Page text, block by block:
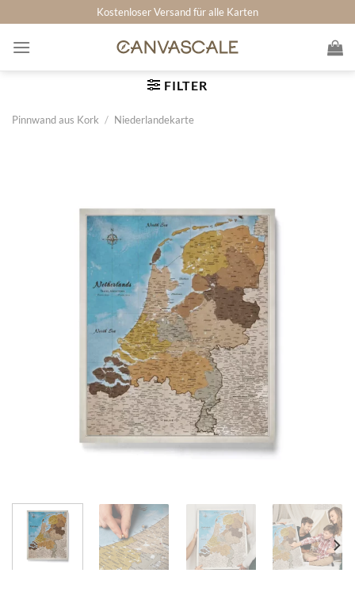
Inhalt
springen
Kostenloser Versand für alle Karten
FILTER
Pinnwand aus Kork / Niederlandekarte